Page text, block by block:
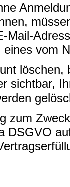
Mail-
vom
sichtbar,
zum
DSGVO